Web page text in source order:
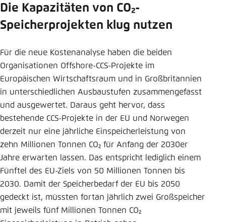
Die Kapazitäten von CO₂-
Speicherprojekten klug nutzen
Für die neue Kostenanalyse haben die beiden
Organisationen Offshore-CCS-Projekte im
Europäischen Wirtschaftsraum und in Großbritannien
in unterschiedlichen Ausbaustufen zusammengefasst
und ausgewertet. Daraus geht hervor, dass
bestehende CCS-Projekte in der EU und Norwegen
derzeit nur eine jährliche Einspeicherleistung von
zehn Millionen Tonnen CO₂ für Anfang der 2030er
Jahre erwarten lassen. Das entspricht lediglich einem
Fünftel des EU-Ziels von 50 Millionen Tonnen bis
2030. Damit der Speicherbedarf der EU bis 2050
gedeckt ist, müssten fortan jährlich zwei Großspeicher
mit jeweils fünf Millionen Tonnen CO₂